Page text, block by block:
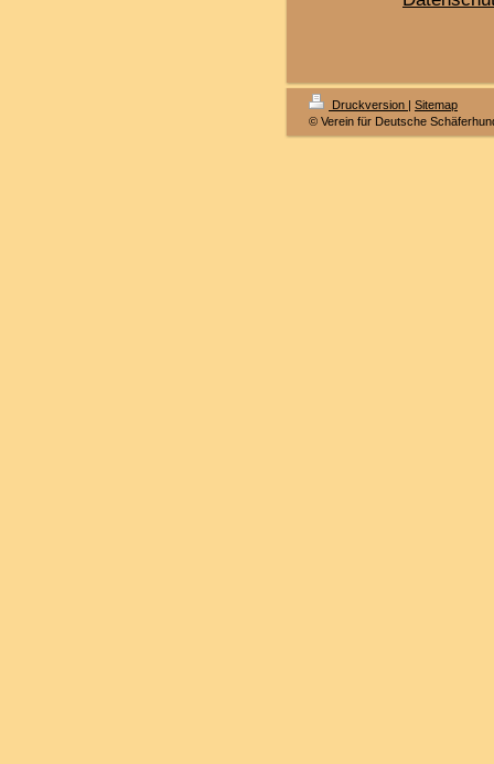
Druckversion | Sitemap
© Verein für Deutsche